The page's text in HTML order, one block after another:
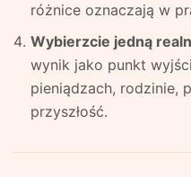
różnice oznaczają w
Wybierzcie jedną
wynik jako punkt
pieniądzach, rodzinie,
przyszłość.